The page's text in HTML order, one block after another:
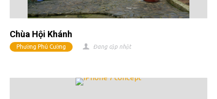
Chùa Hội Khánh
Phường Phú Cường Đang cập nhật